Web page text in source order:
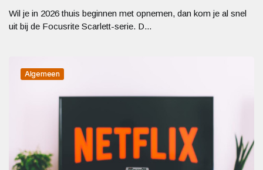
Wil je in 2026 thuis beginnen met opnemen, dan kom je al snel
uit bij de Focusrite Scarlett-serie. D...
Algemeen